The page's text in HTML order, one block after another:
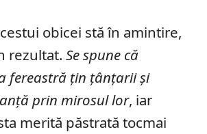
obicei stă în amintire,
rezultat. Se spune că
fereastră țin țânțarii și
prin mirosul lor, iar
merită păstrată tocmai